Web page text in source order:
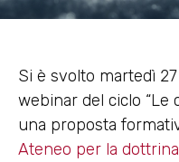
Si è svolto martedì
webinar del ciclo “Le
una proposta
Ateneo per la